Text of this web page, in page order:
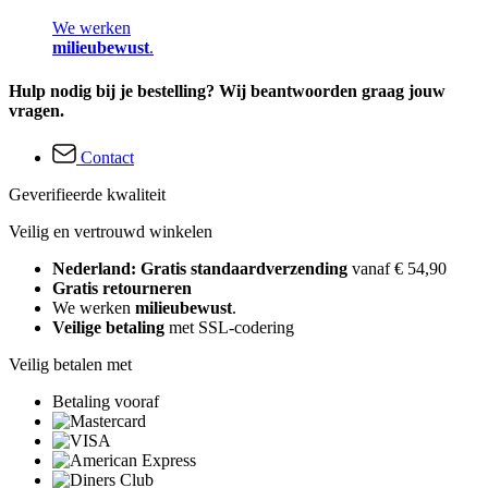
We werken
milieubewust.
Hulp nodig bij je bestelling? Wij beantwoorden graag jouw
vragen.
Contact
Geverifieerde kwaliteit
Veilig en vertrouwd winkelen
Nederland: Gratis standaardverzending vanaf € 54,90
Gratis retourneren
We werken milieubewust.
Veilige betaling met SSL-codering
Veilig betalen met
Betaling vooraf